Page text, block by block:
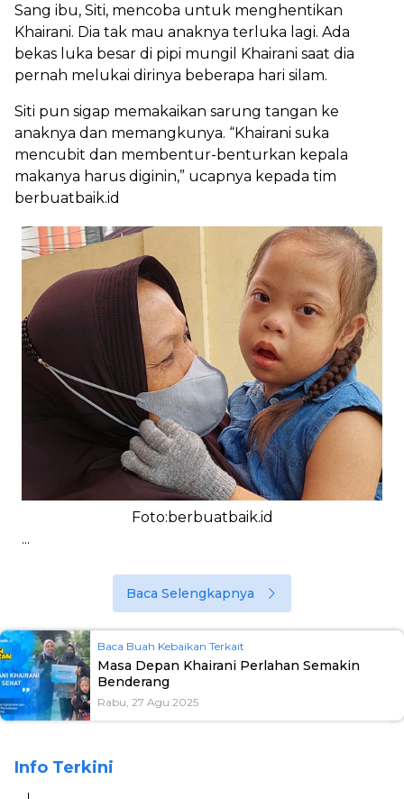
Sang ibu, Siti, mencoba untuk menghentikan
Khairani. Dia tak mau anaknya terluka lagi. Ada
bekas luka besar di pipi mungil Khairani saat dia
pernah melukai dirinya beberapa hari silam.
Siti pun sigap memakaikan sarung tangan ke
anaknya dan memangkunya. “Khairani suka
mencubit dan membentur-benturkan kepala
makanya harus diginin,” ucapnya kepada tim
berbuatbaik.id
Foto:berbuatbaik.id
...
Baca Selengkapnya
Baca Buah Kebaikan Terkait
Masa Depan Khairani Perlahan Semakin
Benderang
Rabu, 27 Agu 2025
Info Terkini